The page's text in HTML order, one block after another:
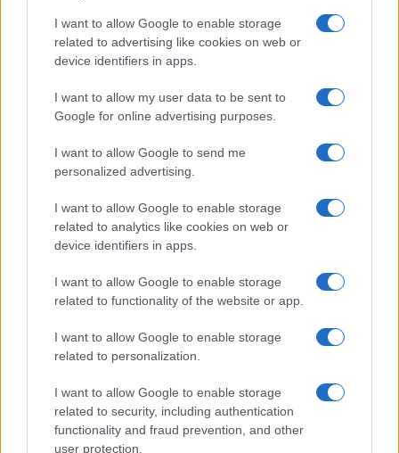
I want to allow Google to enable storage
related to advertising like cookies on web or
device identifiers in apps.
I want to allow my user data to be sent to
Google for online advertising purposes.
I want to allow Google to send me
personalized advertising.
I want to allow Google to enable storage
related to analytics like cookies on web or
device identifiers in apps.
I want to allow Google to enable storage
related to functionality of the website or app.
I want to allow Google to enable storage
related to personalization.
I want to allow Google to enable storage
related to security, including authentication
functionality and fraud prevention, and other
user protection.
Sei già abbonato?
Puoi effettuare l'accesso andando nella
sezioneLogin dal menù del sito o
cliccandoqui
TEMI: Abusi In Famiglia
Notizie Gallura
Violenza Minori
Violenze Minori Gallura
Condividi l'articolo
a
b
o
w
it
te
r
n
re
st
W
h
s
A
h
re
Prossimo articolo